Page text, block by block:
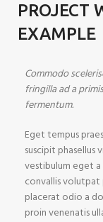
PROJECT
EXAMPLE
Commodo
fringilla ad a
fermentum.
Eget tempus
suscipit phasellus
vestibulum eget a
convallis
placerat odio a
proin venenatis